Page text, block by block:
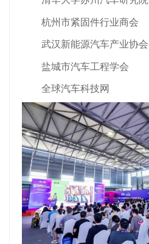
杭州市紧固件行业商会
武汉新能源汽车产业协会
盐城市汽车工程学会
全球汽车科技网